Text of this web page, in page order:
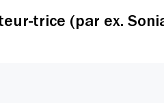
trice (par ex.